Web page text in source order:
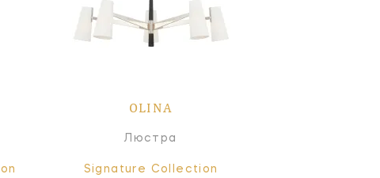
OLINA
Люстра
Signature Collection